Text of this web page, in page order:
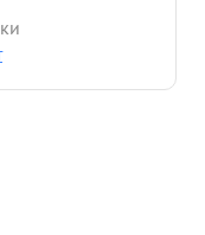
перед ним
и
летает первым,